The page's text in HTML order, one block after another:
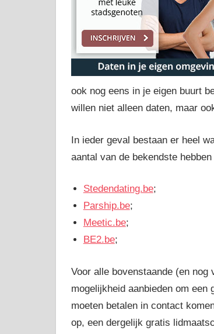
ook nog eens in je eigen buurt
willen niet alleen daten, maar
In ieder geval bestaan er heel
aantal van de bekendste
Stedendating.be;
Parship.be;
Meetic.be;
BE2.be;
Voor alle bovenstaande (en
mogelijkheid aanbieden om
moeten betalen in contact
op, een dergelijk gratis